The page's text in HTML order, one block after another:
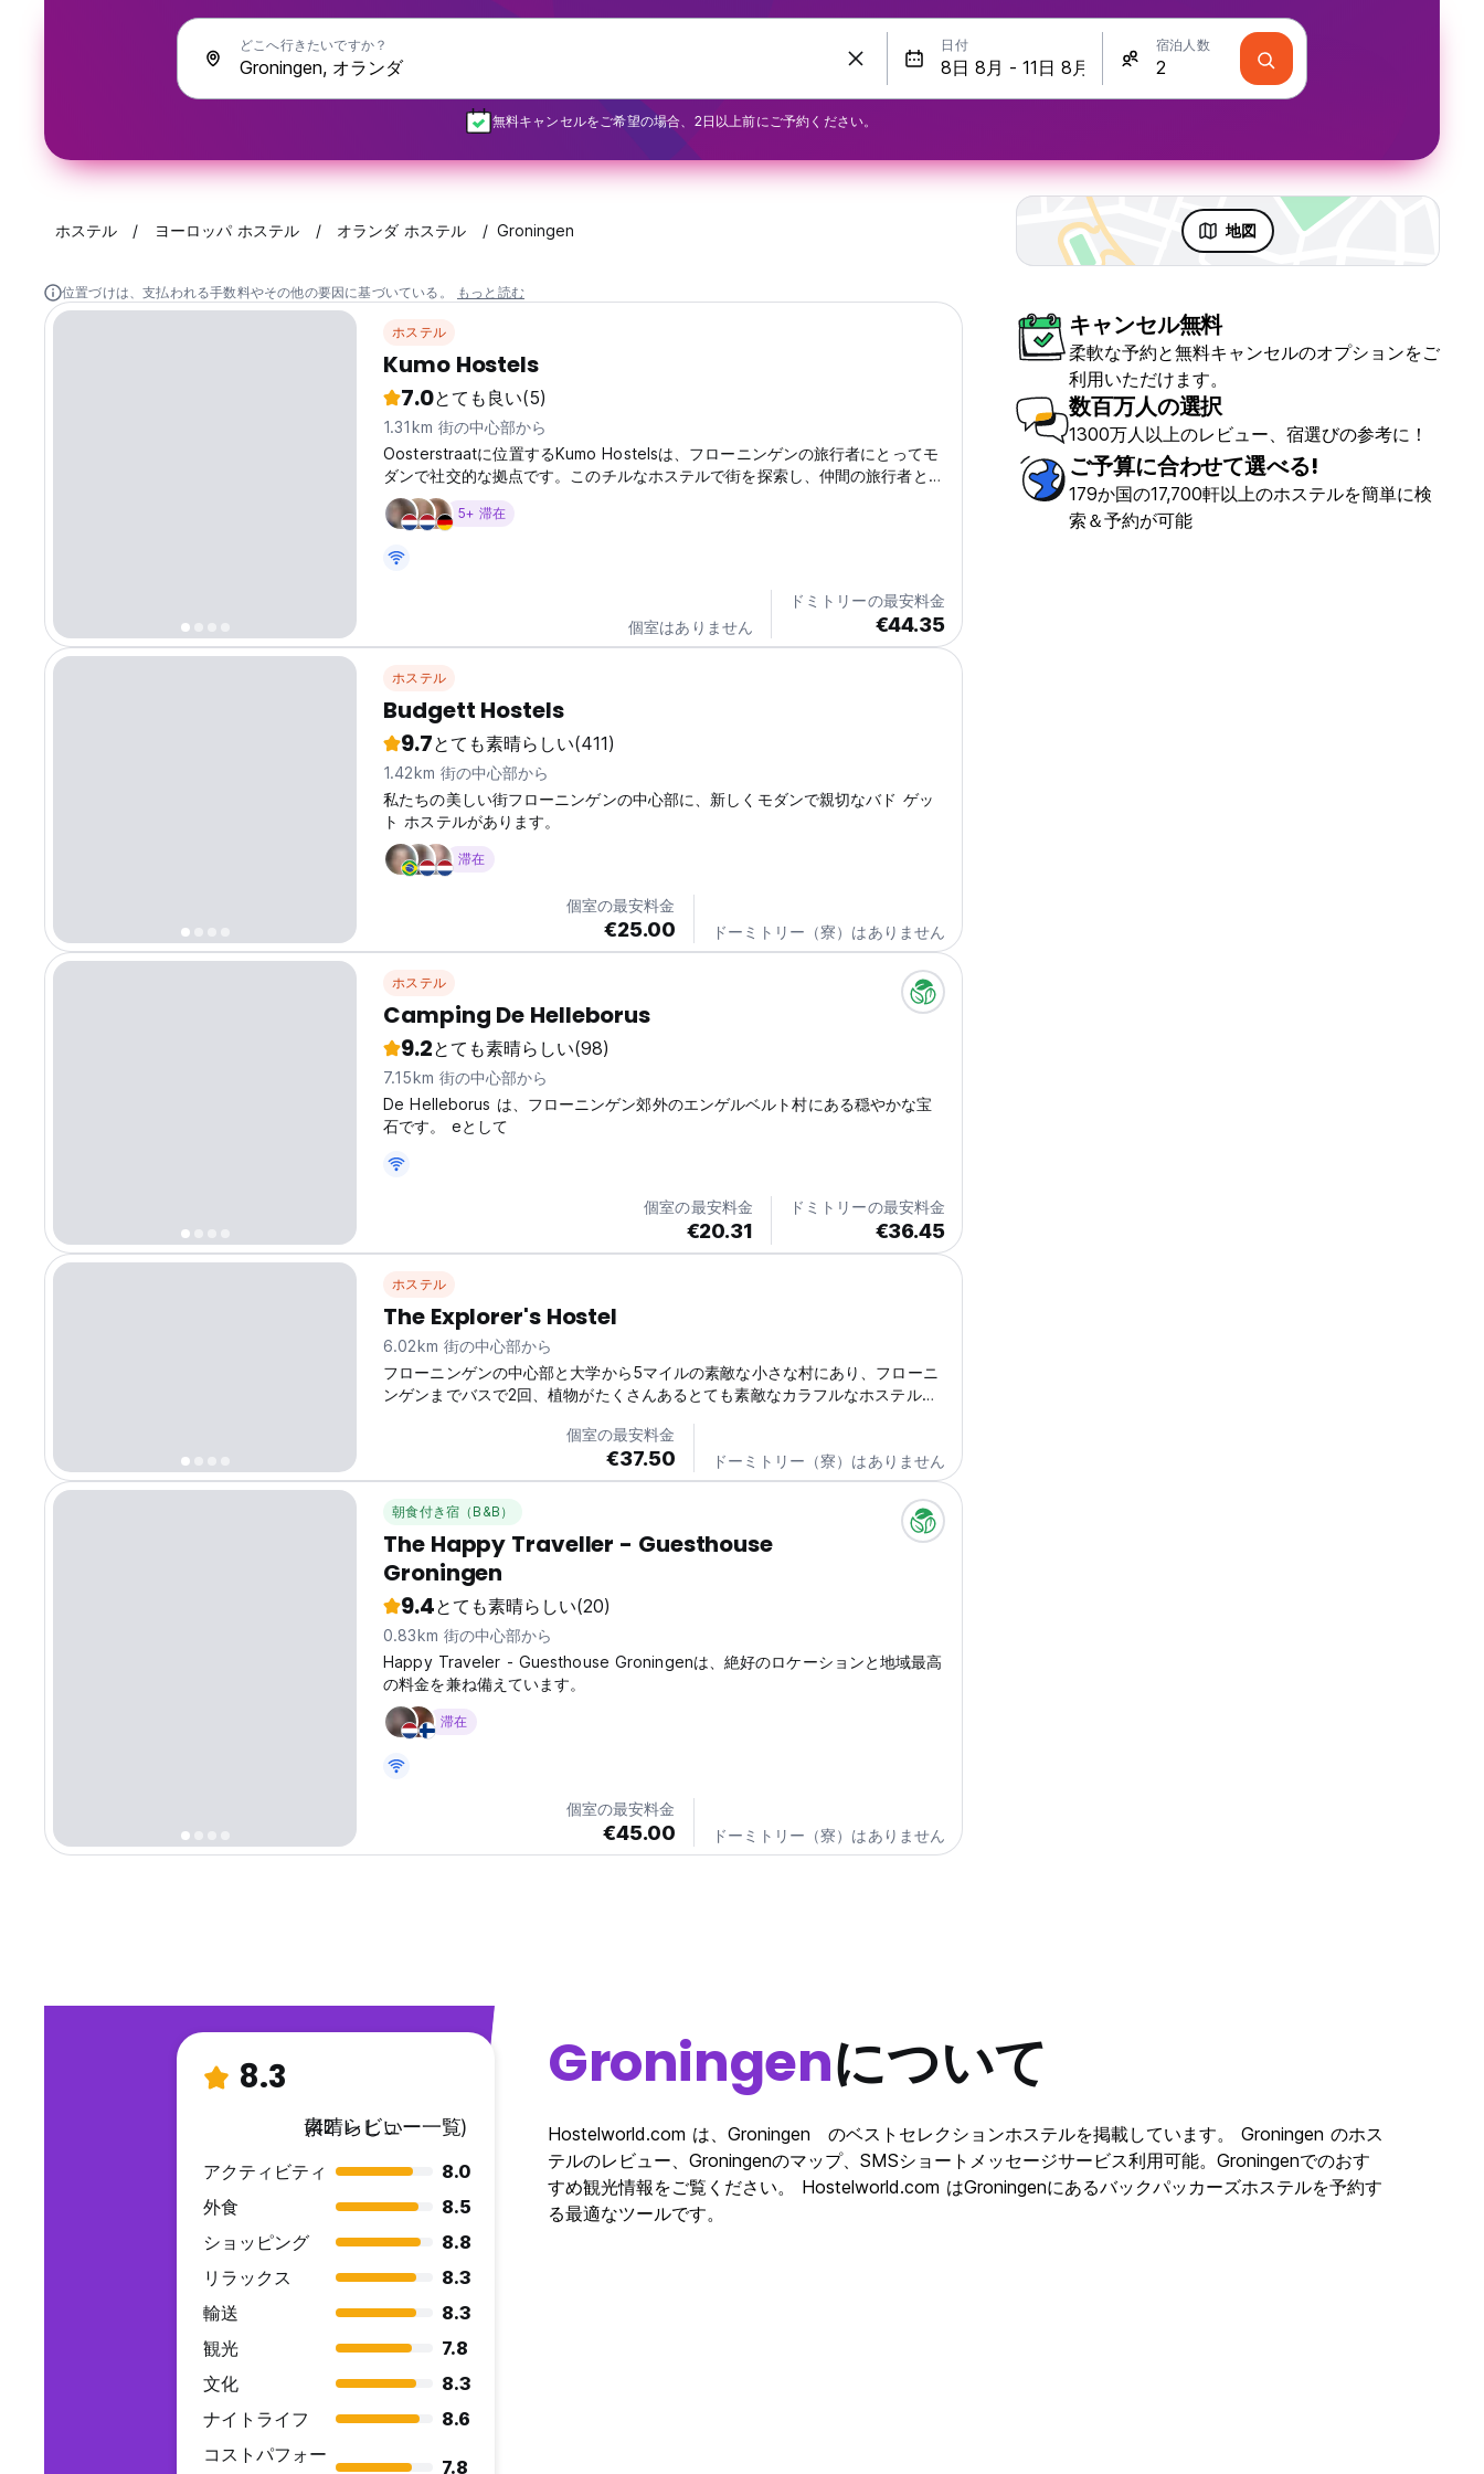
どこへ行きたいですか？ 日付 宿泊人数
無料キャンセルをご希望の場合、2日以上前にご予約ください。
ホステル ヨーロッパ ホステル オランダ ホステル Groningen 地図
位置づけは、支払われる手数料やその他の要因に基づいている。 もっと読む
ホステル
Kumo Hostels
7.0とても良い(5)
1.31km 街の中心部から
Oosterstraatに位置するKumo Hostelsは、フローニンゲンの旅行者にとってモ
ダンで社交的な拠点です。このチルなホステルで街を探索し、仲間の旅行者と出
会いましょう。(Auto-translated from original language)
5+ 滞在
個室はありません
ドミトリーの最安料金
€44.35
ホステル
Budgett Hostels
9.7とても素晴らしい(411)
1.42km 街の中心部から
私たちの美しい街フローニンゲンの中心部に、新しくモダンで親切なバド ゲッ
ト ホステルがあります。
滞在
個室の最安料金
€25.00 ドーミトリー（寮）はありません
ホステル
Camping De Helleborus
9.2とても素晴らしい(98)
7.15km 街の中心部から
De Helleborus は、フローニンゲン郊外のエンゲルベルト村にある穏やかな宝
石です。 eとして
個室の最安料金
€20.31
ドミトリーの最安料金
€36.45
ホステル
The Explorer's Hostel
6.02km 街の中心部から
フローニンゲンの中心部と大学から5マイルの素敵な小さな村にあり、フローニ
ンゲンまでバスで2回、植物がたくさんあるとても素敵なカラフルなホステルで
個室の最安料金
€37.50 ドーミトリー（寮）はありません
朝食付き宿（B&B）
The Happy Traveller - Guesthouse
Groningen
9.4とても素晴らしい(20)
0.83km 街の中心部から
Happy Traveler - Guesthouse Groningenは、絶好のロケーションと地域最高
の料金を兼ね備えています。
滞在
個室の最安料金
€45.00 ドーミトリー（寮）はありません
キャンセル無料
柔軟な予約と無料キャンセルのオプションをご
利用いただけます。
数百万人の選択
1300万人以上のレビュー、宿選びの参考に！
ご予算に合わせて選べる!
179か国の17,700軒以上のホステルを簡単に検
索＆予約が可能
8.3
素晴らしい
(42 レビュー一覧)
アクティビティ
8.0
外食
8.5
ショッピング
8.8
リラックス
8.3
輸送
8.3
観光
7.8
文化
8.3
ナイトライフ
8.6
コストパフォー
7.8
Groningenについて
Hostelworld.com は、Groningen のベストセレクションホステルを掲載しています。 Groningen のホス
テルのレビュー、Groningenのマップ、SMSショートメッセージサービス利用可能。Groningenでのおす
すめ観光情報をご覧ください。 Hostelworld.com はGroningenにあるバックパッカーズホステルを予約す
る最適なツールです。